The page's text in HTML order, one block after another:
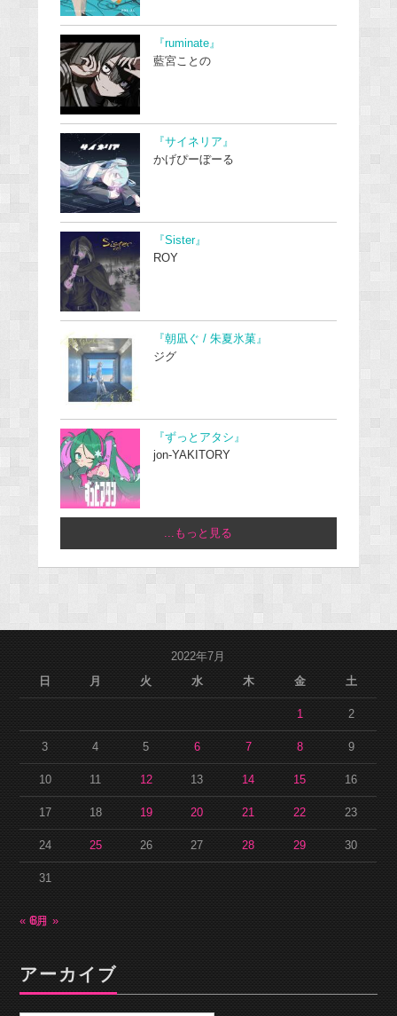
『ruminate』
藍宮ことの
『サイネリア』
かげぴーぼーる
『Sister』
ROY
『朝凪ぐ / 朱夏氷菓』
ジグ
『ずっとアタシ』
jon-YAKITORY
...もっと見る
2022年7月
日
月 火 水 木 金 土
1 2
3 4 5 6 7 8 9
10 11 12 13 14 15 16
17 18 19 20 21 22 23
24 25 26 27 28 29 30
31
« 6月8月 »
アーカイブ